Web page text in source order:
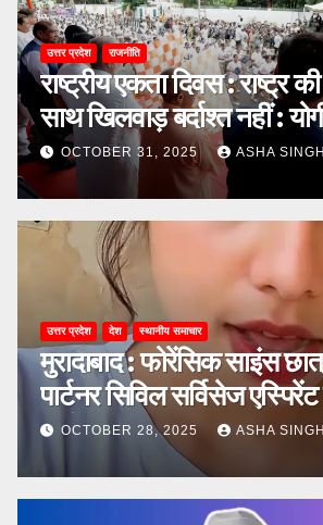
उत्तर प्रदेश राजनीति
राष्ट्रीय एकता दिवस : राष्ट्र
साथ खिलवाड़ बर्दाश्त नहीं :
OCTOBER 31, 2025 ASHA SINGH
उत्तर प्रदेश देश स्थानीय समाचार
मुरादाबाद : फोरेंसिक साइंस
पार्टनर सिविल सर्विसेज
जानें, फिर क्या हुआ…
OCTOBER 28, 2025 ASHA SINGH